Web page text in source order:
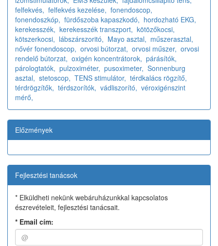
felfekvés, felfekvés kezelése, fonendoscop,
fonendoszkóp, fürdőszoba kapaszkodó, hordozható EKG,
kerekesszék, kerekesszék transzport, kötözőkocsi,
kötszerkocsi, lábszárszoritó, Mayo asztal, műszerasztal,
nővér fonendoscop, orvosi bútorzat, orvosi műszer, orvosi
rendelő bútorzat, oxigén koncentrátorok, párásítók,
párologtatók, pulzoximéter, pusoximeter, Sonnenburg
asztal, stetoscop, TENS stimulátor, térdkalács rögzítő,
térdrögzítők, térdszorítók, vádliszorító, véroxigénszint
mérő,
Előzmények
Fejlesztési tanácsok
* Elküldheti nekünk webáruházunkkal kapcsolatos
észrevételeit, fejlesztési tanácsait.
* Email cím: